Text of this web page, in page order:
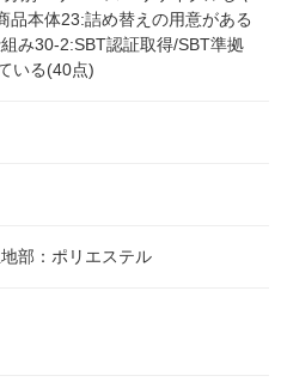
品本体23:詰め替えの用意がある
み30-2:SBT認証取得/SBT準拠
いる(40点)
部：ポリエステル